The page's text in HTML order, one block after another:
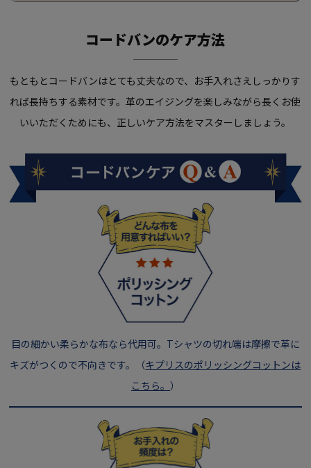
コードバンのケア方法
もともとコードバンはとても丈夫なので、お手入れさえしっかりす
れば長持ちする素材です。革のエイジングを楽しみながら長くお使
いいただくためにも、正しいケア方法をマスターしましょう。
目の細かい柔らかな布なら代用可。Tシャツの切れ端は摩擦で革に
キズがつくので不向きです。（キプリスのポリッシングコットンは
こちら。 ）